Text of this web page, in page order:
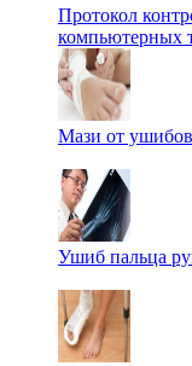
Протокол
компьютерных
Мази от
Ушиб пальца